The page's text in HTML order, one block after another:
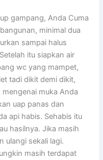
gampang, Anda Cuma
minimal dua
sampai halus
itu siapkan air
wc yang mampet,
tadi dikit demi dikit,
muka Anda
uap panas dan
api habis. Sehabis itu
hasilnya. Jika masih
ulangi sekali lagi.
masih terdapat